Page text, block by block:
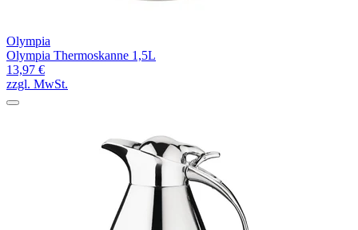
Olympia
Olympia Thermoskanne 1,5L
13,97 €
zzgl. MwSt.